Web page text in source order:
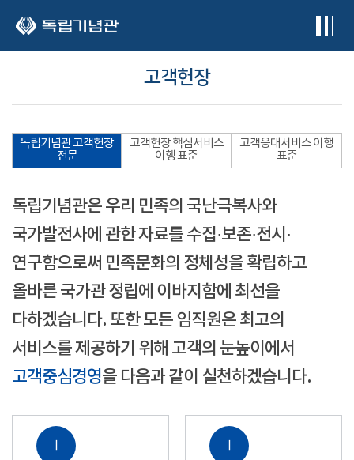
고객헌장
독립기념관 고객헌장
전문
고객헌장 핵심서비스
이행 표준
고객응대서비스 이행
표준
독립기념관은 우리 민족의 국난극복사와
국가발전사에 관한 자료를 수집·보존·전시·
연구함으로써 민족문화의 정체성을 확립하고
올바른 국가관 정립에 이바지함에 최선을
다하겠습니다. 또한 모든 임직원은 최고의
서비스를 제공하기 위해 고객의 눈높이에서
고객중심경영을 다음과 같이 실천하겠습니다.
Ⅰ Ⅰ